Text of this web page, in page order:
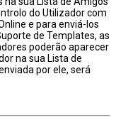
do Utilizador com
e para enviá-los
de Templates, as
poderão aparecer
na sua Lista de
por ele, será